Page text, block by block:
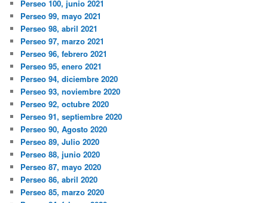
Perseo 100, junio 2021
Perseo 99, mayo 2021
Perseo 98, abril 2021
Perseo 97, marzo 2021
Perseo 96, febrero 2021
Perseo 95, enero 2021
Perseo 94, diciembre 2020
Perseo 93, noviembre 2020
Perseo 92, octubre 2020
Perseo 91, septiembre 2020
Perseo 90, Agosto 2020
Perseo 89, Julio 2020
Perseo 88, junio 2020
Perseo 87, mayo 2020
Perseo 86, abril 2020
Perseo 85, marzo 2020